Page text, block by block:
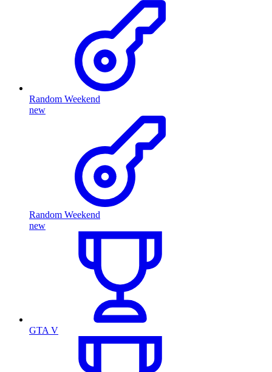
Random Weekend
new
Random Weekend
new
GTA V